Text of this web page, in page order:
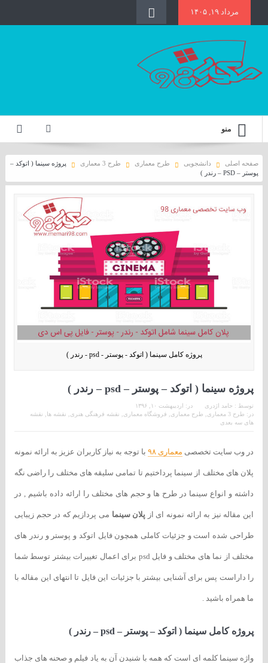
مرداد ۱۹, ۱۴۰۵
منو
صفحه اصلی دانشجویی طرح معماری طرح 3 معماری
پروژه سینما ( اتوکد –
پوستر – PSD – رندر )
پروژه کامل سینما ( اتوکد - پوستر - psd - رندر )
پروژه سینما ( اتوکد – پوستر – psd – رندر )
توسط : حامد اژدری در:
اردیبهشت ۱۰, ۱۳۹۶
در: طرح 3 معماری طرح معماری فروشگاه معماری نقشه فرهنگی هنری نقشه ها
نقشه
های سه بعدی
در وب سایت تخصصی معماری ۹۸ با توجه به نیاز کاربران عزیز به ارائه نمونه
پلان های مختلف از سینما پرداختیم تا تمامی سلیقه های مختلف را راضی نگه
داشته و انواع سینما در طرح ها و حجم های مختلف را ارائه داده باشیم , در
این مقاله نیز به ارائه نمونه ای از پلان سینما می پردازیم که در حجم زیبایی
طراحی شده است و جزئیات کاملی همچون فایل اتوکد و پوستر و رندر های
مختلف از نما های مختلف و فایل psd برای اعمال تغییرات بیشتر توسط شما
را داراست پس برای آشنایی بیشتر با جزئیات این فایل تا انتهای این مقاله با
ما همراه باشید .
پروژه کامل سینما ( اتوکد – پوستر – psd – رندر )
واژه سینما کلمه ای است که همه با شنیدن آن به یاد فیلم و صحنه های جذاب